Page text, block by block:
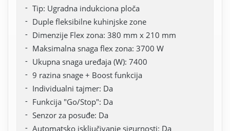
Tip: Ugradna indukciona ploča
Duple fleksibilne kuhinjske zone
Dimenzije Flex zona: 380 mm x 210 mm
Maksimalna snaga flex zona: 3700 W
Ukupna snaga uređaja (W): 7400
9 razina snage + Boost funkcija
Individualni tajmer: Da
Funkcija "Go/Stop": Da
Senzor za posuđe: Da
Automatsko isključivanje sigurnosti: Da